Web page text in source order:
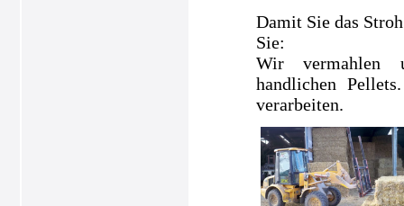
Damit Sie das
Sie:
Wir vermahlen
handlichen
verarbeiten.